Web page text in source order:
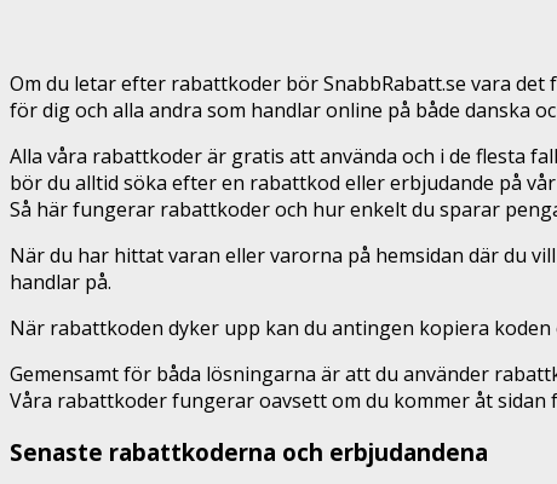
Om du letar efter rabattkoder bör SnabbRabatt.se vara
för dig och alla andra som handlar online på både danska
Alla våra rabattkoder är gratis att använda och i de flesta
bör du alltid söka efter en rabattkod eller erbjudande på vår
Så här fungerar rabattkoder och hur enkelt du sparar
När du har hittat varan eller varorna på hemsidan där du
handlar på.
När rabattkoden dyker upp kan du antingen kopiera
Gemensamt för båda lösningarna är att du använder
Våra rabattkoder fungerar oavsett om du kommer åt sidan
Senaste rabattkoderna och erbjudandena